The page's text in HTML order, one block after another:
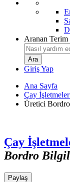
Aranan Terim
Giriş Yap
Ana Sayfa
Çay
Üretici
Çay
Bordro
Paylaş